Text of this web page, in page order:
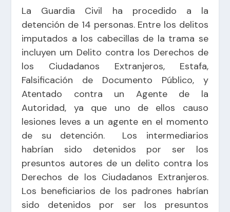
La Guardia Civil ha procedido a la
detención de 14 personas. Entre los delitos
imputados a los cabecillas de la trama se
incluyen um Delito contra los Derechos de
los Ciudadanos Extranjeros, Estafa,
Falsificación de Documento Público, y
Atentado contra un Agente de la
Autoridad, ya que uno de ellos causo
lesiones leves a un agente en el momento
de su detención. Los intermediarios
habrían sido detenidos por ser los
presuntos autores de un delito contra los
Derechos de los Ciudadanos Extranjeros.
Los beneficiarios de los padrones habrían
sido detenidos por ser los presuntos